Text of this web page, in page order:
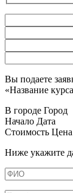
Вы подаете
«Название курса
В городе Город
Начало Дата
Стоимость Цена
Ниже укажите